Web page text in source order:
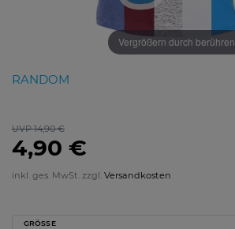
Vergrößern durch berühren
RANDOM
UVP 14,90 €
4,90 €
inkl. ges. MwSt. zzgl. Versandkosten
GRÖSSE